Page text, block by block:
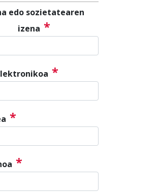
edo sozietatearen
izena *
*
*
*